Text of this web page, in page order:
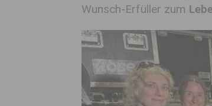
Wunsch-Erfüller zum